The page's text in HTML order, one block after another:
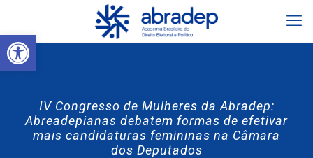
Abrir a barra de ferramentas
IV Congresso de Mulheres da Abradep:
Abreadepianas debatem formas de efetivar
mais candidaturas femininas na Câmara
dos Deputados